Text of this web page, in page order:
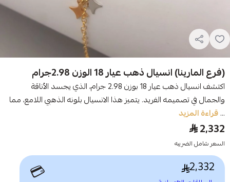
(فرع المارينا) انسيال ذهب عيار 18 الوزن 2.98جرام
اكتشف انسيال ذهب عيار 18 بوزن 2.98 جرام، الذي يجسد الأناقة
والجمال في تصميمه الفريد. يتميز هذا الانسيال بلونه الذهبي اللامع، مما
...قراءة المزيد
2,332
السعر شامل الضريبه
2,332
💳